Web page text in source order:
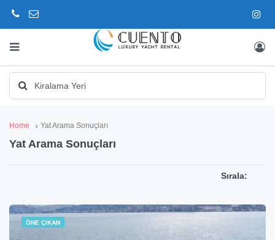
Home Yat Arama Sonuçları
Yat Arama Sonuçları
Sırala:
ÖNE ÇIKAN